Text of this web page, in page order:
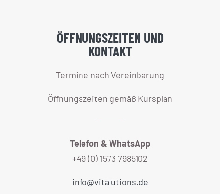
+49 (0) 1573 7985102
Niederlassung Innenstadt:
Teutoburger Straße 111
Niederlassung Brackwede:
im XTRASPORT